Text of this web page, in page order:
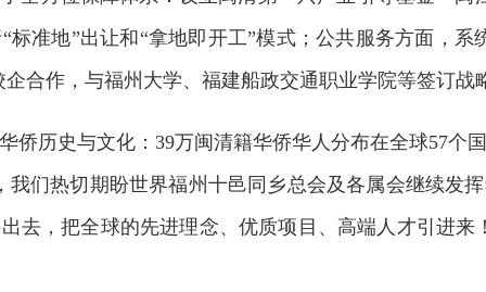
标准地”出让和“拿地即开工”模式；公共服务方面，
合作，与福州大学、福建船政交通职业学院等签订战
侨历史与文化：39万闽清籍华侨华人分布在全球57个
们热切期盼世界福州十邑同乡总会及各属会继续发
去，把全球的先进理念、优质项目、高端人才引进